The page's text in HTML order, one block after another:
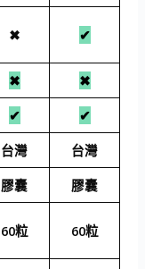
✖ ✔
✖
✖
✔
✔
台灣
台灣
膠囊 膠囊
60粒 60粒